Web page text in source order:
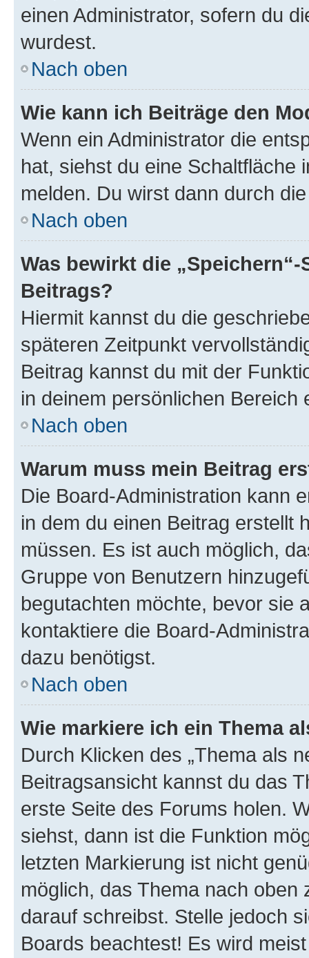
einen Administrator, sofern du
wurdest.
Nach oben
Wie kann ich Beiträge den
Wenn ein Administrator die
hat, siehst du eine Schaltfläche
melden. Du wirst dann durch
Nach oben
Was bewirkt die
Beitrags?
Hiermit kannst du die
späteren Zeitpunkt
Beitrag kannst du mit der
in deinem persönlichen Bereich
Nach oben
Warum muss mein Beitrag
Die Board-Administration kann
in dem du einen Beitrag erstellt
müssen. Es ist auch möglich,
Gruppe von Benutzern
begutachten möchte, bevor sie
kontaktiere die Board-
dazu benötigst.
Nach oben
Wie markiere ich ein Thema
Durch Klicken des „Thema als
Beitragsansicht kannst du das
erste Seite des Forums holen.
siehst, dann ist die Funktion
letzten Markierung ist nicht
möglich, das Thema nach oben
darauf schreibst. Stelle jedoch
Boards beachtest! Es wird